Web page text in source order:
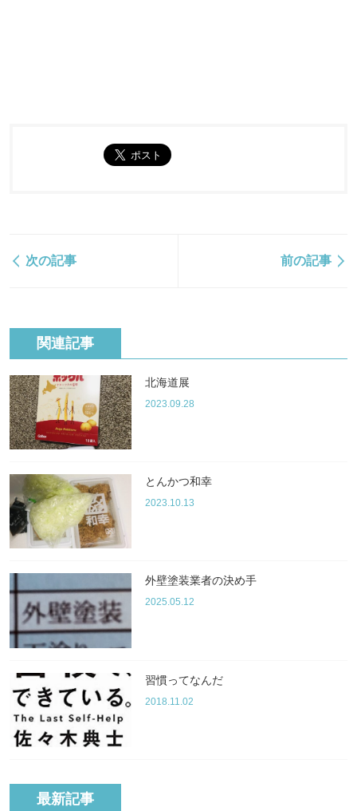
次の記事 前の記事
関連記事
北海道展
2023.09.28
とんかつ和幸
2023.10.13
外壁塗装業者の決め手
2025.05.12
習慣ってなんだ
2018.11.02
最新記事